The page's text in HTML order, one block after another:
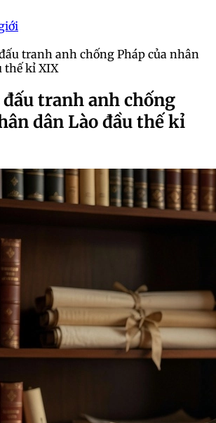
tranh anh chống Pháp của nhân
thế kỉ XIX
tranh anh chống
dân Lào đầu thế kỉ